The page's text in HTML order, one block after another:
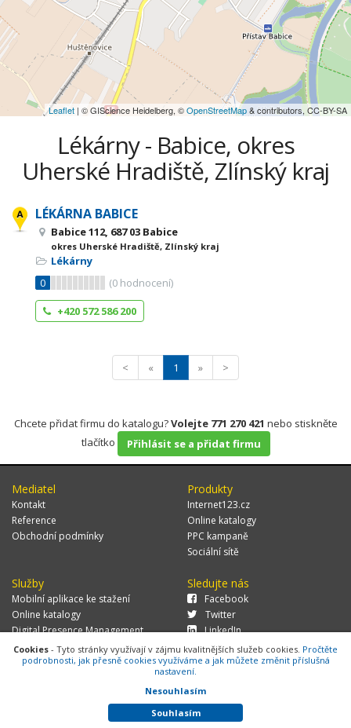
Leaflet | © GIScience Heidelberg, ©OpenStreetMap& contributors, CC-BY-SA
Lékárny - Babice, okres
Uherské Hradiště, Zlínský kraj
LÉKÁRNA BABICE
Babice 112, 687 03 Babice
okres Uherské Hradiště, Zlínský kraj
Lékárny
0
(0 hodnocení)
+420 572 586 200
< « 1 » >
Chcete přidat firmu do katalogu?Volejte 771 270 421 nebo stiskněte
tlačítko
Přihlásit se a přidat firmu
Mediatel
Kontakt
Reference
Obchodní podmínky
Produkty
Internet123.cz
Online katalogy
PPC kampaně
Sociální sítě
Služby
Mobilní aplikace ke stažení
Online katalogy
Digital Presence Management
Více zákazníků
Sledujte nás
Facebook
Twitter
LinkedIn
© 2026 MEDIATEL CZ, s.r.o.,Za Potokem 46/4, 106 00 Praha 10, tel.:
+420 771 270 421, verze 1.29.0.143,
Cookies
Cookies - Tyto stránky využívají v zájmu kvalitnějších služeb cookies. Pročtěte
podrobnosti, jak přesně cookies využíváme a jak můžete změnit příslušná
nastavení.
Nesouhlasím
Souhlasím